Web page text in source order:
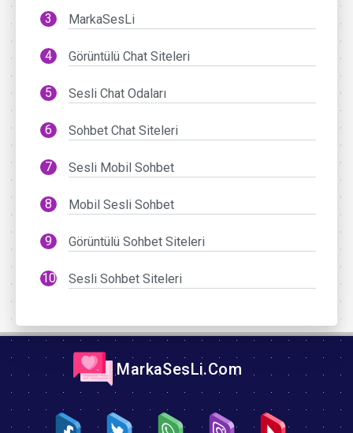
MarkaSesLi
Görüntülü Chat Siteleri
Sesli Chat Odaları
Sohbet Chat Siteleri
Sesli Mobil Sohbet
Mobil Sesli Sohbet
Görüntülü Sohbet Siteleri
Sesli Sohbet Siteleri
MarkaSesLi.Com